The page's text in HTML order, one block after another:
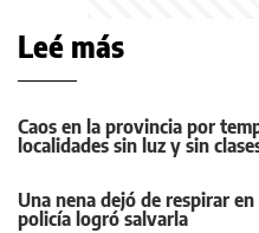
Leé más
Caos en la provincia por
localidades sin luz y sin
Una nena dejó de respirar
policía logró salvarla